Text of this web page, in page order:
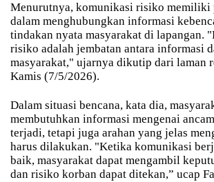
Menurutnya, komunikasi risiko memiliki
dalam menghubungkan informasi
tindakan nyata masyarakat di lapangan.
risiko adalah jembatan antara informasi
masyarakat," ujarnya dikutip dari laman
Kamis (7/5/2026).
Dalam situasi bencana, kata dia,
membutuhkan informasi mengenai
terjadi, tetapi juga arahan yang jelas
harus dilakukan. "Ketika komunikasi
baik, masyarakat dapat mengambil
dan risiko korban dapat ditekan,” ucap